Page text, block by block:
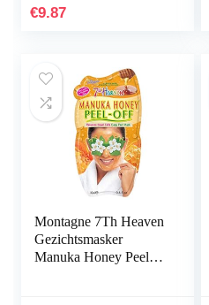
Choice/Instructions in
€9.87
Montagne 7Th Heaven
Gezichtsmasker
Manuka Honey Peel-